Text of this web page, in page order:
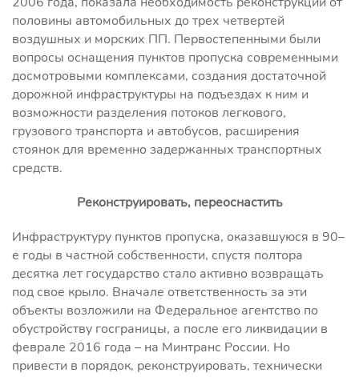
половины автомобильных до трех четвертей
воздушных и морских ПП. Первостепенными были
вопросы оснащения пунктов пропуска современными
досмотровыми комплексами, создания достаточной
дорожной инфраструктуры на подъездах к ним и
возможности разделения потоков легкового,
грузового транспорта и автобусов, расширения
стоянок для временно задержанных транспортных
средств.
Реконструировать, переоснастить
Инфраструктуру пунктов пропуска, оказавшуюся в 90–
е годы в частной собственности, спустя полтора
десятка лет государство стало активно возвращать
под свое крыло. Вначале ответственность за эти
объекты возложили на Федеральное агентство по
обустройству госграницы, а после его ликвидации в
феврале 2016 года – на Минтранс России. Но
привести в порядок, реконструировать, технически